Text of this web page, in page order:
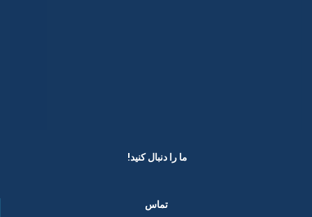
ما را دنبال کنید! ​
تماس